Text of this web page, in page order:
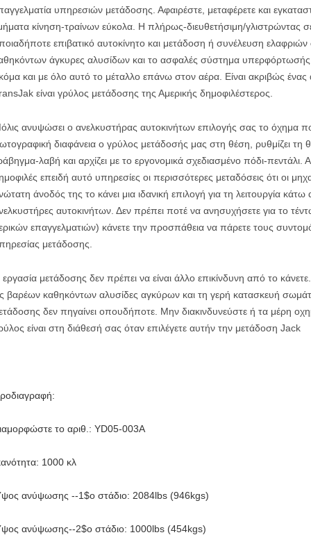
υπηρεσιών μετάδοσης. Αφαιρέστε, μεταφέρετε και
κίνηση-τραίνων εύκολα. Η πλήρως-διευθετήσιμη/γλιστρώντας
επιβατικό αυτοκίνητο και μετάδοση ή συνέλευση
άγκυρες αλυσίδων και το ασφαλές σύστημα υπερφόρτωσής
και με όλο αυτό το μέταλλο επάνω στον αέρα. Είναι ακριβώς
είναι γρύλος μετάδοσης της Αμερικής δημοφιλέστερος.
ανυψώσει ο ανελκυστήρας αυτοκινήτων επιλογής σας το όχημα
διαφάνεια ο γρύλος μετάδοσής μας στη θέση, ρυθμίζει τη
λαβή και αρχίζει με το εργονομικά σχεδιασμένο πόδι-πεντάλι.
επειδή αυτό υπηρεσίες οι περισσότερες μεταδόσεις ότι οι
άνοδός της το κάνει μια ιδανική επιλογή για τη λειτουργία
αυτοκινήτων. Δεν πρέπει ποτέ να ανησυχήσετε για το
επαγγελματιών) κάνετε την προσπάθεια να πάρετε τους
μετάδοσης.
μετάδοσης δεν πρέπει να είναι άλλο επικίνδυνη από το
βαρέων καθηκόντων αλυσίδες αγκύρων και τη γερή κατασκευή
δεν πηγαίνει οπουδήποτε. Μην διακινδυνεύστε ή τα μέρη
είναι στη διάθεσή σας όταν επιλέγετε αυτήν την μετάδοση Jack
το αριθ.: YD05-003A
1000 κλ
ανύψωσης --1$ο στάδιο: 2084lbs (946kgs)
ανύψωσης--2$ο στάδιο: 1000lbs (454kgs)